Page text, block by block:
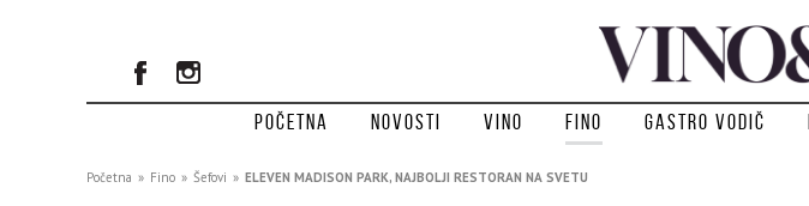
Početna Novosti Vino Fino Gastro vodič
Početna » Fino » Šefovi » ELEVEN MADISON PARK, NAJBOLJI RESTORAN NA SVETU